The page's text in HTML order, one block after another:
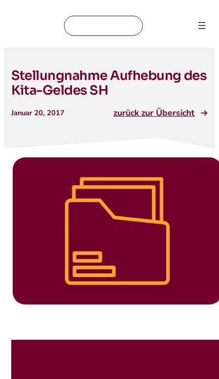
Stellungnahme Aufhebung des
Kita-Geldes SH
Januar 20, 2017 zurück zur Übersicht